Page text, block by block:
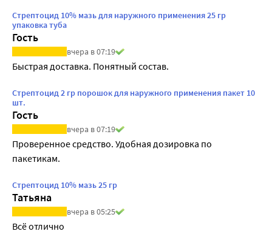
Стрептоцид 10% мазь для наружного применения 25 гр
упаковка туба
Гость
вчера в 07:19
Быстрая доставка. Понятный состав.
Стрептоцид 2 гр порошок для наружного применения пакет 10
шт.
Гость
вчера в 07:19
Проверенное средство. Удобная дозировка по
пакетикам.
Стрептоцид 10% мазь 25 гр
Татьяна
вчера в 05:25
Всё отлично